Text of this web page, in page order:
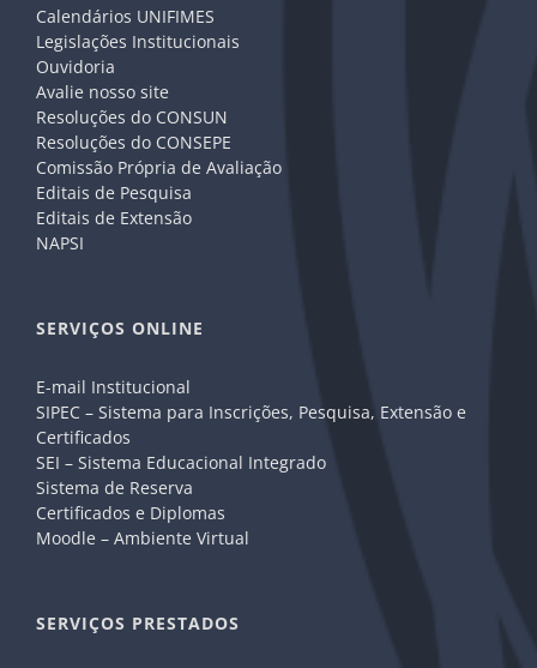
Calendários UNIFIMES
Legislações Institucionais
Ouvidoria
Avalie nosso site
Resoluções do CONSUN
Resoluções do CONSEPE
Comissão Própria de Avaliação
Editais de Pesquisa
Editais de Extensão
NAPSI
SERVIÇOS ONLINE
E-mail Institucional
SIPEC – Sistema para Inscrições, Pesquisa, Extensão e
Certificados
SEI – Sistema Educacional Integrado
Sistema de Reserva
Certificados e Diplomas
Moodle – Ambiente Virtual
SERVIÇOS PRESTADOS